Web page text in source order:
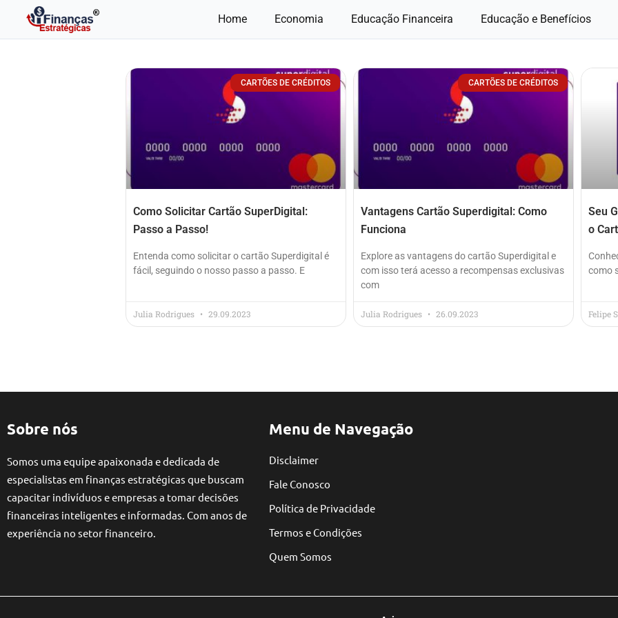
Home Economia Educação Financeira Educação e Benefícios
CARTÕES DE CRÉDITOS
Como Solicitar Cartão SuperDigital:
Passo a Passo!
Entenda como solicitar o cartão Superdigital é
fácil, seguindo o nosso passo a passo. E
Julia Rodrigues 29.09.2023
CARTÕES DE CRÉDITOS
Vantagens Cartão Superdigital: Como
Funciona
Explore as vantagens do cartão Superdigital e
com isso terá acesso a recompensas exclusivas
com
Julia Rodrigues 26.09.2023
Seu
o
como
Felipe
Sobre nós
Somos uma equipe apaixonada e dedicada de
especialistas em finanças estratégicas que buscam
capacitar indivíduos e empresas a tomar decisões
financeiras inteligentes e informadas. Com anos de
experiência no setor financeiro.
Menu de Navegação
Disclaimer
Fale Conosco
Política de Privacidade
Termos e Condições
Quem Somos